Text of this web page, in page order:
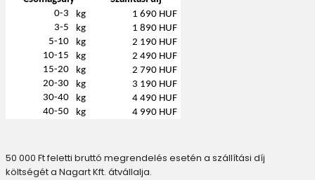
0-3
kg
1 690 HUF
3-5
kg
1 890 HUF
5-10
kg
2 190 HUF
10-15
kg
2 490 HUF
15-20
kg
2 790 HUF
20-30
kg
3 190 HUF
30-40
kg
4 490 HUF
40-50
kg 4 990 HUF
50 000 Ft feletti bruttó megrendelés esetén a szállítási díj
költségét a Nagart Kft. átvállalja.